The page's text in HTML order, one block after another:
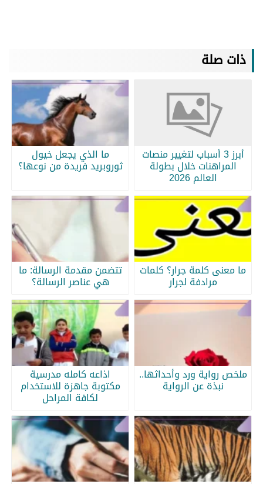
ذات صلة
أبرز 3 أسباب لتغيير منصات
المراهنات خلال بطولة
العالم 2026
ما الذي يجعل خيول
ثوروبريد فريدة من نوعها؟
ما معنى كلمة جرار؟ كلمات
مرادفة لجرار
تتضمن مقدمة الرسالة: ما
هي عناصر الرسالة؟
ملخص رواية ورد وأحداثها..
نبذة عن الرواية
اذاعه كامله مدرسية
مكتوبة جاهزة للاستخدام
لكافة المراحل